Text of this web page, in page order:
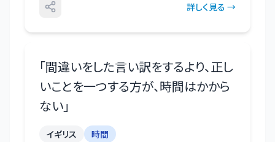
詳しく見る →
「間違いをした言い訳をするより、正し
いことを一つする方が、時間はかから
ない」
イギリス 時間